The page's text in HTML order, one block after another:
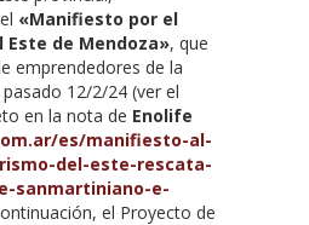
«Manifiesto por el
Este de Mendoza», que
emprendedores de la
12/2/24 (ver el
en la nota de Enolife
es/manifiesto-al-
del-este-rescata-
sanmartiniano-e-
el Proyecto de